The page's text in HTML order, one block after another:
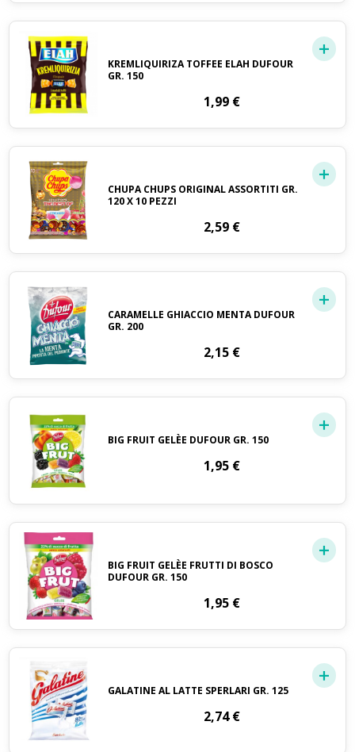
KREMLIQUIRIZA TOFFEE ELAH DUFOUR
GR. 150
1,99 €
CHUPA CHUPS ORIGINAL ASSORTITI GR.
120 X 10 PEZZI
2,59 €
CARAMELLE GHIACCIO MENTA DUFOUR
GR. 200
2,15 €
BIG FRUIT GELÈE DUFOUR GR. 150
1,95 €
BIG FRUIT GELÈE FRUTTI DI BOSCO
DUFOUR GR. 150
1,95 €
GALATINE AL LATTE SPERLARI GR. 125
2,74€